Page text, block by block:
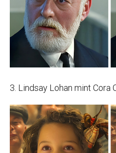
3. Lindsay Lohan mint Cora